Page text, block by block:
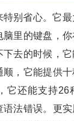
特别省心。它
脑里的键盘，
去的时候，
顺，它能提供
它还能支持26
语法错误。更